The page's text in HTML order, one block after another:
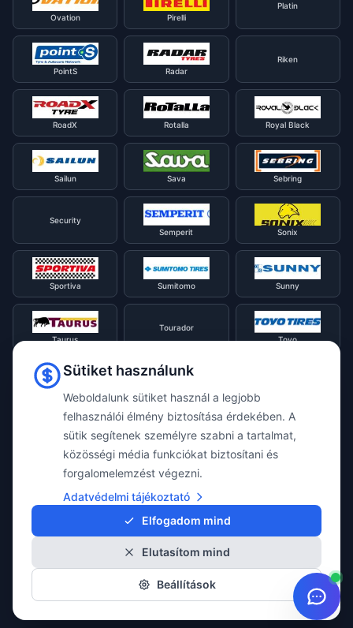
Ovation Pirelli
Platin
PointS Radar
Riken
RoadX Rotalla Royal Black
Sailun Sava Sebring
Security
Semperit
Sonix
Sportiva Sumitomo Sunny
Taurus
Tourador
Toyo
Tracmax
Triangle
Viking Voyager
Vredestein
© 2026 Taylor Webshop. Minden jog fenntartva.
Sütiket használunk
Weboldalunk sütiket használ a legjobb
felhasználói élmény biztosítása érdekében. A
sütik segítenek személyre szabni a tartalmat,
közösségi média funkciókat biztosítani és
forgalomelemzést végezni.
Adatvédelmi tájékoztató
Elfogadom mind
Elutasítom mind
Beállítások